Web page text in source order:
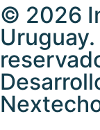
© 2026